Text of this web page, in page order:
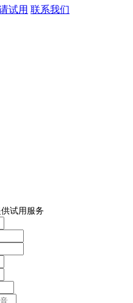
试用 联系我们
试用服务